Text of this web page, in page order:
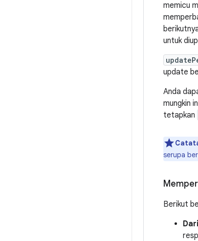
memicu
untuk
update
Anda
mungkin
tetapkan
serupa
Berikut